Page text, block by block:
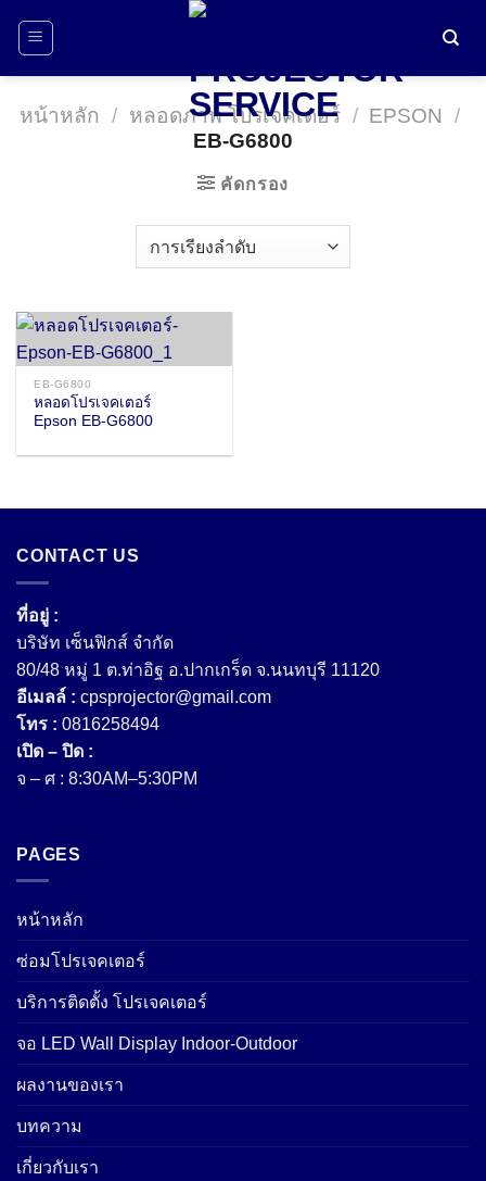
หน้าหลัก / หลอดภาพ โปรเจคเตอร์ / EPSON
/
EB-G6800
คัดกรอง
EB-G6800
หลอดโปรเจคเตอร์
Epson EB-G6800
CONTACT US
ที่อยู่ :
บริษัท เซ็นฟิกส์ จํากัด
80/48 หมู่ 1 ต.ท่าอิฐ อ.ปากเกร็ด จ.นนทบุรี 11120
อีเมลล์ : cpsprojector@gmail.com
โทร : 0816258494
เปิด – ปิด :
จ – ศ : 8:30AM–5:30PM
PAGES
หน้าหลัก
ซ่อมโปรเจคเตอร์
บริการติดตั้ง โปรเจคเตอร์
จอ LED Wall Display Indoor-Outdoor
ผลงานของเรา
บทความ
เกี่ยวกับเรา